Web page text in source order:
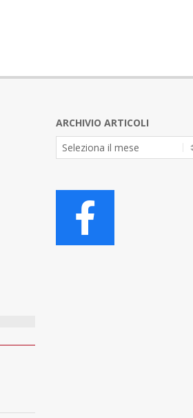
ARCHIVIO ARTICOLI
Archivio
Articoli